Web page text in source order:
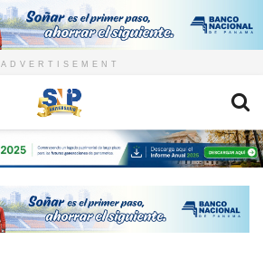
ADVERTISEMENT